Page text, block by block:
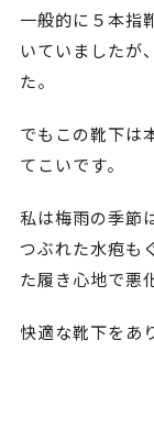
一般的に５本指
いていましたが
た。
でもこの靴下は
てこいです。
私は梅雨の季節
つぶれた水疱も
た履き心地で悪
快適な靴下をあ